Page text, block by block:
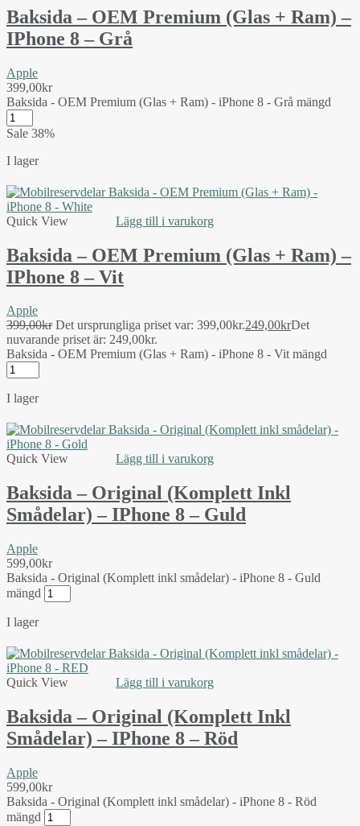
Baksida – OEM Premium (Glas + Ram) –
IPhone 8 – Grå
Apple
399,00kr
Baksida - OEM Premium (Glas + Ram) - iPhone 8 - Grå mängd
Sale 38%
I lager
Quick View Lägg till i varukorg
Baksida – OEM Premium (Glas + Ram) –
IPhone 8 – Vit
Apple
399,00kr Det ursprungliga priset var: 399,00kr.249,00krDet
nuvarande priset är: 249,00kr.
Baksida - OEM Premium (Glas + Ram) - iPhone 8 - Vit mängd
I lager
Quick View Lägg till i varukorg
Baksida – Original (Komplett Inkl
Smådelar) – IPhone 8 – Guld
Apple
599,00kr
Baksida - Original (Komplett inkl smådelar) - iPhone 8 - Guld
mängd
I lager
Quick View Lägg till i varukorg
Baksida – Original (Komplett Inkl
Smådelar) – IPhone 8 – Röd
Apple
599,00kr
Baksida - Original (Komplett inkl smådelar) - iPhone 8 - Röd
mängd